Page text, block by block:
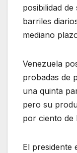
posibilidad
barriles
mediano
Venezuela
probadas de
una quinta
pero su
por ciento de
El presidente